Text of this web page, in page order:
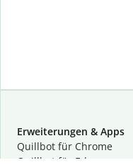
Erweiterungen & Apps
Quillbot für Chrome
Quillbot für Edge